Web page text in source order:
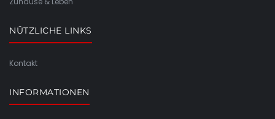
NÜTZLICHE LINKS
Kontakt
INFORMATIONEN